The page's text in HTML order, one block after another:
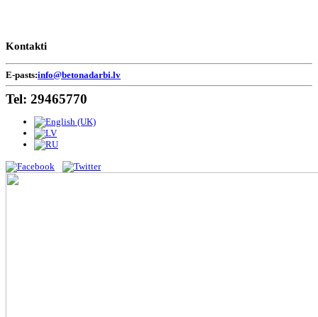
Kontakti
E-pasts:info@betonadarbi.lv
Tel: 29465770